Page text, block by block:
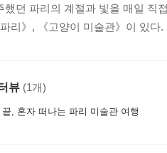
했던 파리의 계절과 빛을 매일 직
리》, 《고양이 미술관》이 있다.
뷰 (1개)
, 혼자 떠나는 파리 미술관 여행